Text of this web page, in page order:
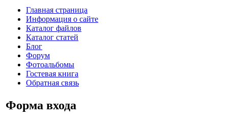
Главная страница
Информация о сайте
Каталог файлов
Каталог статей
Блог
Форум
Фотоальбомы
Гостевая книга
Обратная связь
Форма входа